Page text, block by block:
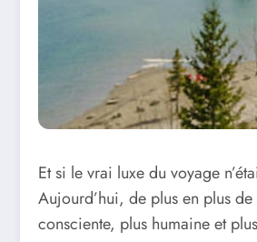
Et si le vrai luxe du voyage
Aujourd’hui, de plus en plus
consciente, plus humaine et